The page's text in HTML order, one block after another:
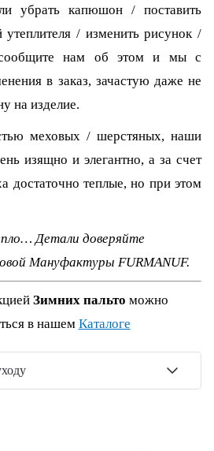
убрать капюшон / поставить
утеплителя / изменить рисунок /
нам об этом и мы с
в заказ, зачастую даже не
на изделие.
меховых / шерстяных, наши
изящно и элегантно, а за счет
достаточно теплые, но при этом
Детали доверяйте
Мануфактуры FURMANUF.
Зимних пальто можно
в нашем Каталоге